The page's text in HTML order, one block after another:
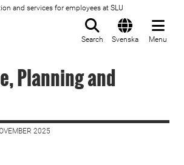
and services for employees at SLU
Search Svenska Menu
Planning and
2025